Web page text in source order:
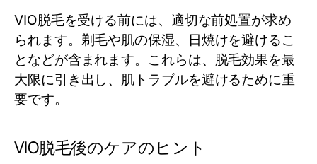
VIO脱毛を受ける前には、適切な前処置が求め
られます。剃毛や肌の保湿、日焼けを避けるこ
となどが含まれます。これらは、脱毛効果を最
大限に引き出し、肌トラブルを避けるために重
要です。
VIO脱毛後のケアのヒント